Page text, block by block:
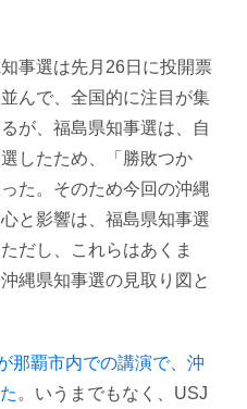
事選は先月26日に投開票
んで、全国的に注目が集
が、福島県知事選は、自
したため、「勝敗つか
た。そのため今回の沖縄
と影響は、福島県知事選
だし、これらはあくま
縄県知事選の見取り図と
那覇市内での講演で、沖
。いうまでもなく、USJ